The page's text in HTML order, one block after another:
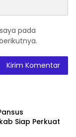
pada
Siap Perkuat